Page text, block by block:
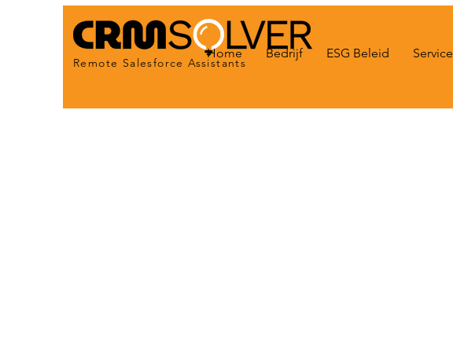
Remote Salesforce Assistants
Home Bedrijf ESG Beleid Service